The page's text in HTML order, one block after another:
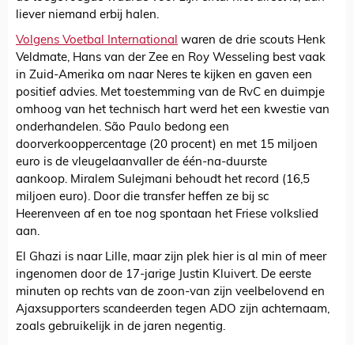
liever niemand erbij halen.
Volgens Voetbal International waren de drie scouts Henk
Veldmate, Hans van der Zee en Roy Wesseling best vaak
in Zuid-Amerika om naar Neres te kijken en gaven een
positief advies. Met toestemming van de RvC en duimpje
omhoog van het technisch hart werd het een kwestie van
onderhandelen. São Paulo bedong een
doorverkooppercentage (20 procent) en met 15 miljoen
euro is de vleugelaanvaller de één-na-duurste
aankoop. Miralem Sulejmani behoudt het record (16,5
miljoen euro). Door die transfer heffen ze bij sc
Heerenveen af en toe nog spontaan het Friese volkslied
aan.
El Ghazi is naar Lille, maar zijn plek hier is al min of meer
ingenomen door de 17-jarige Justin Kluivert. De eerste
minuten op rechts van de zoon-van zijn veelbelovend en
Ajaxsupporters scandeerden tegen ADO zijn achternaam,
zoals gebruikelijk in de jaren negentig.